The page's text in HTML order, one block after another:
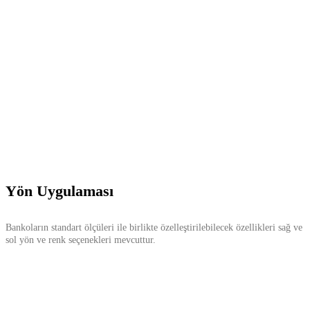
Yön Uygulaması
Bankoların standart ölçüleri ile birlikte özelleştirilebilecek özellikleri sağ ve
sol yön ve renk seçenekleri mevcuttur.